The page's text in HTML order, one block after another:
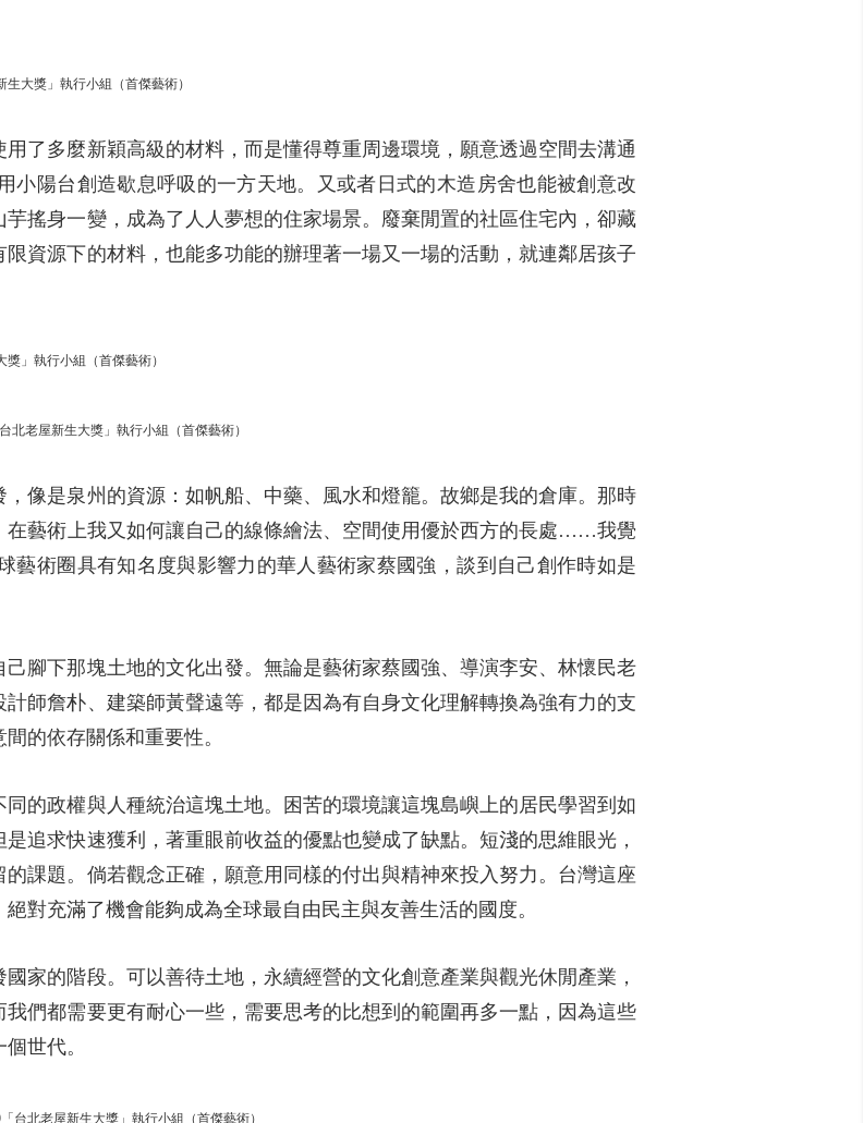
大獎」執行小組（首傑藝術）
了多麼新穎高級的材料，而是懂得尊重周邊環境，願意透過空間去溝通
小陽台創造歇息呼吸的一方天地。又或者日式的木造房舍也能被創意改
搖身一變，成為了人人夢想的住家場景。廢棄閒置的社區住宅內，卻藏
資源下的材料，也能多功能的辦理著一場又一場的活動，就連鄰居孩子
」執行小組（首傑藝術）
北老屋新生大獎」執行小組（首傑藝術）
像是泉州的資源：如帆船、中藥、風水和燈籠。故鄉是我的倉庫。那時
藝術上我又如何讓自己的線條繪法、空間使用優於西方的長處……我覺
藝術圈具有知名度與影響力的華人藝術家蔡國強，談到自己創作時如是
腳下那塊土地的文化出發。無論是藝術家蔡國強、導演李安、林懷民老
師詹朴、建築師黃聲遠等，都是因為有自身文化理解轉換為強有力的支
的依存關係和重要性。
的政權與人種統治這塊土地。困苦的環境讓這塊島嶼上的居民學習到如
追求快速獲利，著重眼前收益的優點也變成了缺點。短淺的思維眼光，
課題。倘若觀念正確，願意用同樣的付出與精神來投入努力。台灣這座
對充滿了機會能夠成為全球最自由民主與友善生活的國度。
家的階段。可以善待土地，永續經營的文化創意產業與觀光休閒產業，
們都需要更有耐心一些，需要思考的比想到的範圍再多一點，因為這些
世代。
台北老屋新生大獎」執行小組（首傑藝術）